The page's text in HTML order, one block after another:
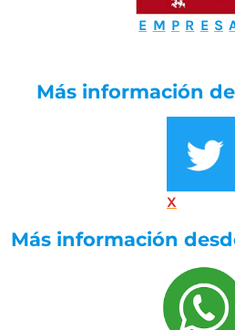
E M P R E S
Más información
X
Más información